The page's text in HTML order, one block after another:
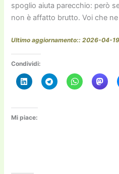
spoglio aiuta parecchio: però
non è affatto brutto. Voi che
Ultimo aggiornamento:: 2026-04-19
Condividi:
Mi piace: